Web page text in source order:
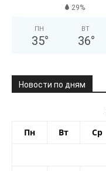
29%
ПН
35°
ВТ
36°
Новости по дням
Пн Вт Ср